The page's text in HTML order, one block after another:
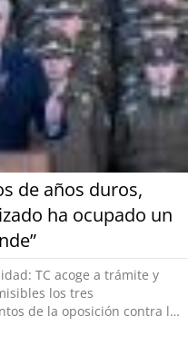
de años duros,
ha ocupado un
TC acoge a trámite y
los tres
de la oposición contra la